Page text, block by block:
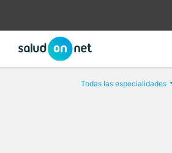
Todas las especialidades